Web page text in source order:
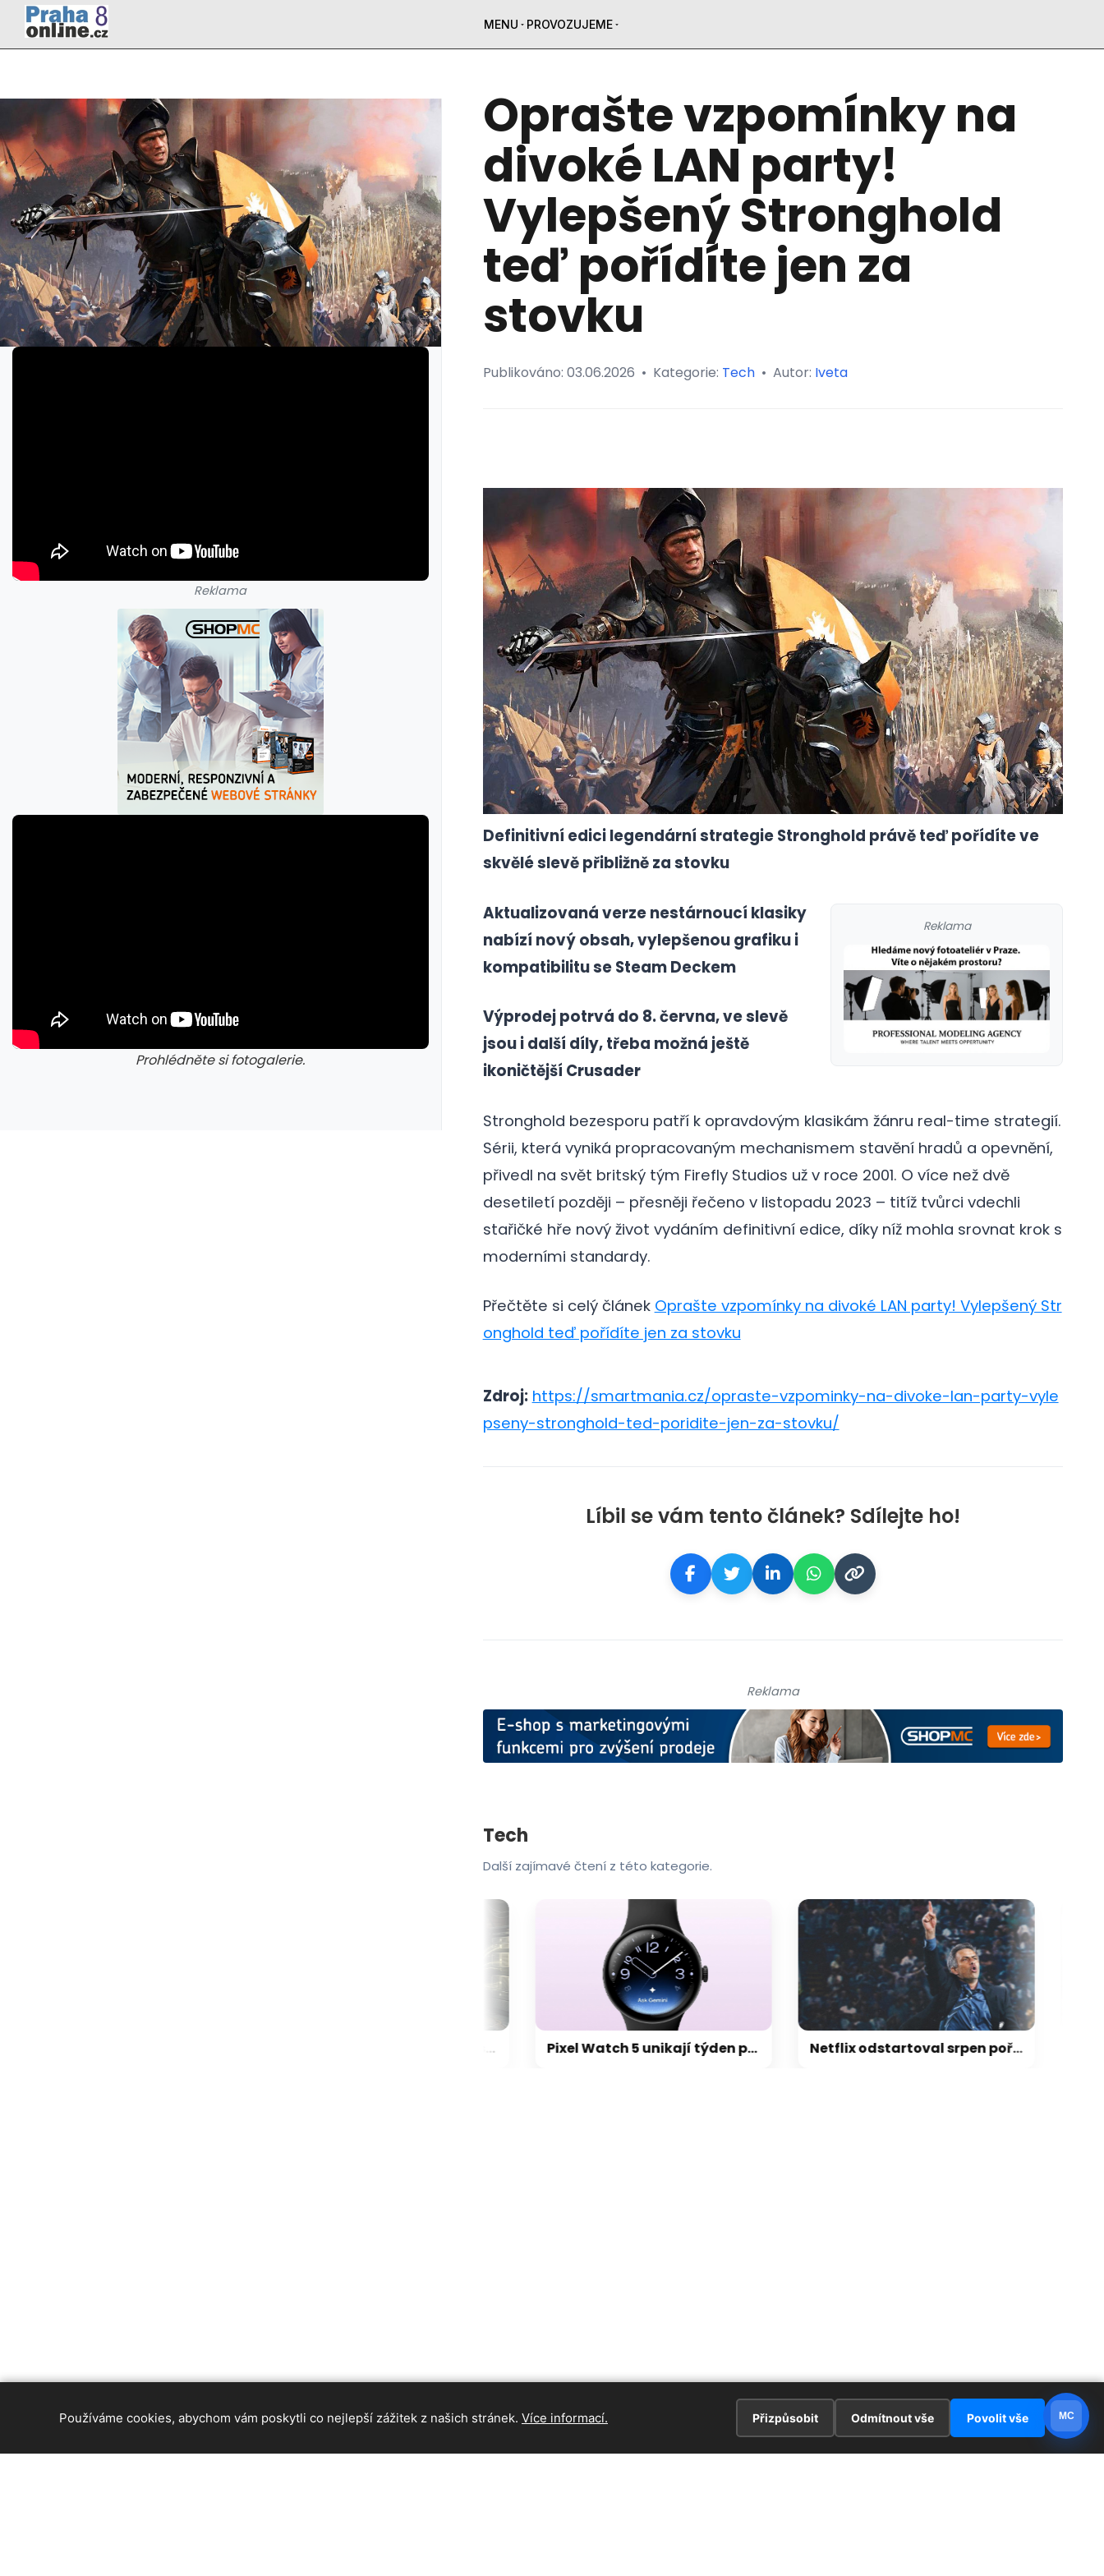
MENU PROVOZUJEME
Reklama
Prohlédněte si fotogalerie.
Oprašte vzpomínky na
divoké LAN party!
Vylepšený Stronghold
teď pořídíte jen za
stovku
Publikováno: 03.06.2026 • Kategorie: Tech • Autor: Iveta
Definitivní edici legendární strategie Stronghold právě teď pořídíte ve
skvělé slevě přibližně za stovku
Reklama
Aktualizovaná verze nestárnoucí klasiky
nabízí nový obsah, vylepšenou grafiku i
kompatibilitu se Steam Deckem
Výprodej potrvá do 8. června, ve slevě
jsou i další díly, třeba možná ještě
ikoničtější Crusader
Stronghold bezesporu patří k opravdovým klasikám žánru real-time strategií.
Sérii, která vyniká propracovaným mechanismem stavění hradů a opevnění,
přivedl na svět britský tým Firefly Studios už v roce 2001. O více než dvě
desetiletí později – přesněji řečeno v listopadu 2023 – titíž tvůrci vdechli
stařičké hře nový život vydáním definitivní edice, díky níž mohla srovnat krok s
moderními standardy.
Přečtěte si celý článek Oprašte vzpomínky na divoké LAN party! Vylepšený Str
onghold teď pořídíte jen za stovku
Zdroj: https://smartmania.cz/opraste-vzpominky-na-divoke-lan-party-vyle
pseny-stronghold-ted-poridite-jen-za-stovku/
Líbil se vám tento článek? Sdílejte ho!
Reklama
Tech
Další zajímavé čtení z této kategorie.
Pixel Watch 5 unikají týden před premiérou. Dvojnásobná paměť, nové funkce a osobní AI Netflix odstartoval srpen pořádně zostra! Takové pecky jsme opravdu nečekali
Používáme cookies, abychom vám poskytli co nejlepší zážitek z našich stránek. Více informací. Přizpůsobit Odmítnout vše Povolit vše MC